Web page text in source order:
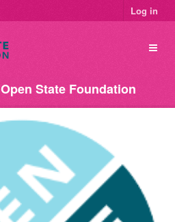
Log in
Open State Foundation